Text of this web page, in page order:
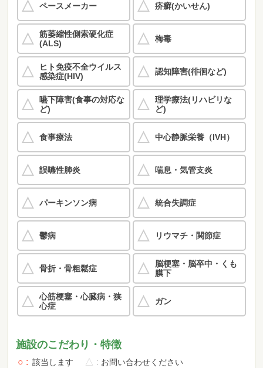
ペースメーカー 疥癬(かいせん)
筋萎縮性側索硬化症
(ALS)
梅毒
ヒト免疫不全ウイルス
感染症(HIV)
認知障害(徘徊など)
嚥下障害(食事の対応な
ど)
理学療法(リハビリな
ど)
食事療法 中心静脈栄養（IVH）
誤嚥性肺炎 喘息・気管支炎
パーキンソン病 統合失調症
鬱病 リウマチ・関節症
骨折・骨粗鬆症
脳梗塞・脳卒中・くも
膜下
心筋梗塞・心臓病・狭
心症
ガン
施設のこだわり・特徴
○ 該当します △ お問い合わせください